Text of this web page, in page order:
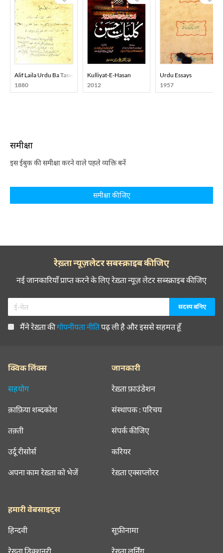
Alif Laila Urdu Ba Tasveer
1880
Kulliyat-E-Hasan
2012
Urdu Essays
1957
समीक्षा
इस ईबुक की समीक्षा करने वाले पहले व्यक्ति बनें
समीक्षा कीजिए
रेख़्ता न्यूज़लेटर सबस्क्राइब कीजिए
नई जानकारियाँ प्राप्त करने के लिए रेख़्ता न्यूज़ लेटर सब्स्क्राइब कीजिए
मैंने रेख़्ता कीगोपनीयता नीतिपढ़ ली है और इससे सहमत हूँ
क्विक लिंक्स
सहयोग
क़ाफ़िया शब्दकोश
तक़्ती
उर्दू रीसोर्स
अपना काम रेख़्ता को भेजें
जानकारी
रेख़्ता फ़ाउंडेशन
संस्थापक : परिचय
संपर्क कीजिए
करियर
रेख़्ता एक्सप्लोरर
हमारी वेबसाइट्स
हिन्दवी सूफ़ीनामा
रेख़्ता डिक्शनरी रेख़्ता लर्निंग